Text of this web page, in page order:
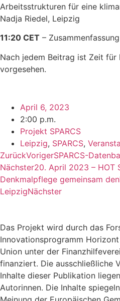
Arbeitsstrukturen für eine
Nadja Riedel, Leipzig
11:20 CET –
Nach jedem Beitrag ist Zeit für
vorgesehen.
April 6, 2023
2:00 p.m.
Projekt SPARCS
Leipzig, SPARCS,
ZurückVorigerSPARCS-
Nächster20. April 2023 – HOT
Denkmalpflege gemeinsam
LeipzigNächster
Das Projekt wird durch das
Innovationsprogramm
Union unter der
finanziert. Die ausschließliche
Inhalte dieser Publikation
Autorinnen. Die Inhalte